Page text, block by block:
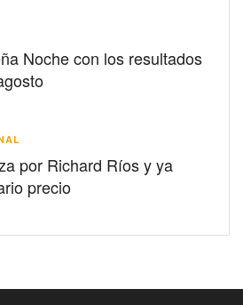
Noche con los resultados
por Richard Ríos y ya
precio